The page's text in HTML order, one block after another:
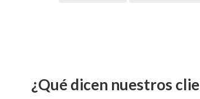
¿Qué dicen nuestros